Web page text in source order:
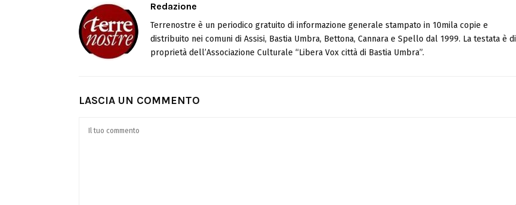
Redazione
Terrenostre è un periodico gratuito di informazione generale stampato in 10mila copie e
distribuito nei comuni di Assisi, Bastia Umbra, Bettona, Cannara e Spello dal 1999. La testata è di
proprietà dell’Associazione Culturale “Libera Vox città di Bastia Umbra”.
LASCIA UN COMMENTO